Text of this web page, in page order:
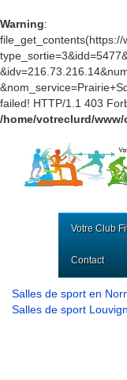
Warning:
failed! HTTP/1.1 403
/home/votreclurd/
Votre Club
Contact
Salles de sport en
Salles de sport